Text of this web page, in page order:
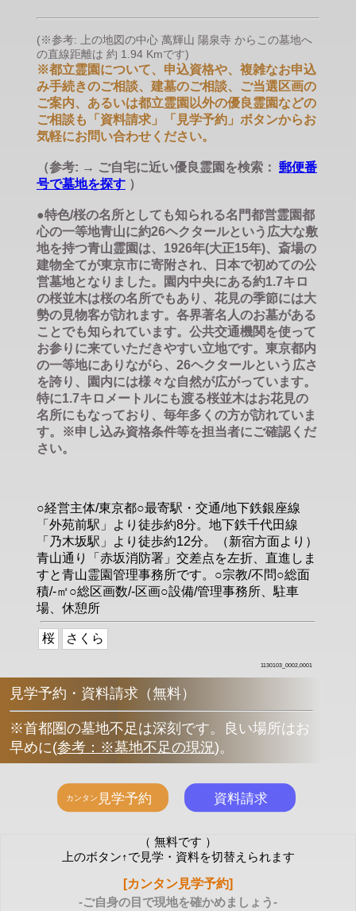
(※参考: 上の地図の中心 萬輝山 陽泉寺 からこの墓地へ
の直線距離は 約 1.94 Kmです)
※都立霊園について、申込資格や、複雑なお申込
み手続きのご相談、建墓のご相談、ご当選区画の
ご案内、あるいは都立霊園以外の優良霊園などの
ご相談も「資料請求」「見学予約」ボタンからお
気軽にお問い合わせください。
（参考: → ご自宅に近い優良霊園を検索： 郵便番
号で墓地を探す ）
●特色/桜の名所としても知られる名門都営霊園都
心の一等地青山に約26ヘクタールという広大な敷
地を持つ青山霊園は、1926年(大正15年)、斎場の
建物全てが東京市に寄附され、日本で初めての公
営墓地となりました。園内中央にある約1.7キロ
の桜並木は桜の名所でもあり、花見の季節には大
勢の見物客が訪れます。各界著名人のお墓がある
ことでも知られています。公共交通機関を使って
お参りに来ていただきやすい立地です。東京都内
の一等地にありながら、26ヘクタールという広さ
を誇り、園内には様々な自然が広がっています。
特に1.7キロメートルにも渡る桜並木はお花見の
名所にもなっており、毎年多くの方が訪れていま
す。※申し込み資格条件等を担当者にご確認くだ
さい。
○経営主体/東京都○最寄駅・交通/地下鉄銀座線
「外苑前駅」より徒歩約8分。地下鉄千代田線
「乃木坂駅」より徒歩約12分。（新宿方面より）
青山通り「赤坂消防署」交差点を左折、直進しま
すと青山霊園管理事務所です。○宗教/不問○総面
積/-㎡○総区画数/-区画○設備/管理事務所、駐車
場、休憩所
桜 さくら
1130103_0002,0001
見学予約・資料請求（無料）
※首都圏の墓地不足は深刻です。良い場所はお
早めに(参考：※墓地不足の現況)。
（ 無料です ）
上のボタン↑で見学・資料を切替えられます
[カンタン見学予約]
-ご自身の目で現地を確かめましょう-